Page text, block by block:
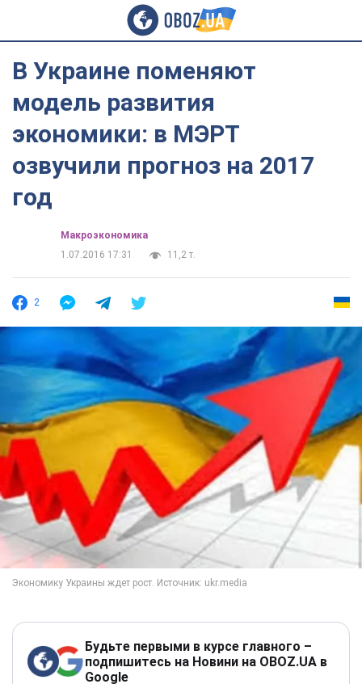
В Украине поменяют
модель развития
экономики: в МЭРТ
озвучили прогноз на 2017
год
Mакроэкономика
1.07.2016 17:31
11,2 т.
2
Будьте первыми в курсе главного –
подпишитесь на Новини на OBOZ.UA в
Google